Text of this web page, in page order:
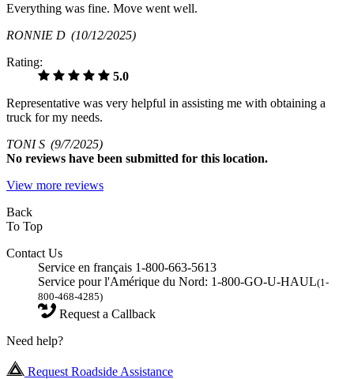
Everything was fine. Move went well.
RONNIE D (10/12/2025)
Rating:
5.0
Representative was very helpful in assisting me with obtaining a
truck for my needs.
TONI S (9/7/2025)
No reviews have been submitted for this location.
View more reviews
Back
To Top
Contact Us
Service en français 1-800-663-5613
Service pour l'Amérique du Nord: 1-800-GO-U-HAUL(1-
800-468-4285)
Request a Callback
Need help?
Request Roadside Assistance